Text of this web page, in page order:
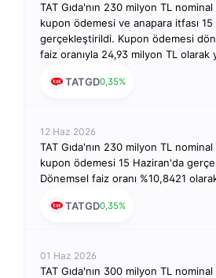
TAT Gıda'nın 230 milyon TL
kupon ödemesi ve anapara itfası
gerçekleştirildi. Kupon ödemesi
faiz oranıyla 24,93 milyon TL olarak
TATGD0,35%
12 Haz 2026
TAT Gıda'nın 230 milyon TL
kupon ödemesi 15 Haziran'da
Dönemsel faiz oranı %10,8421
TATGD0,35%
01 Haz 2026
TAT Gıda'nın 300 milyon TL